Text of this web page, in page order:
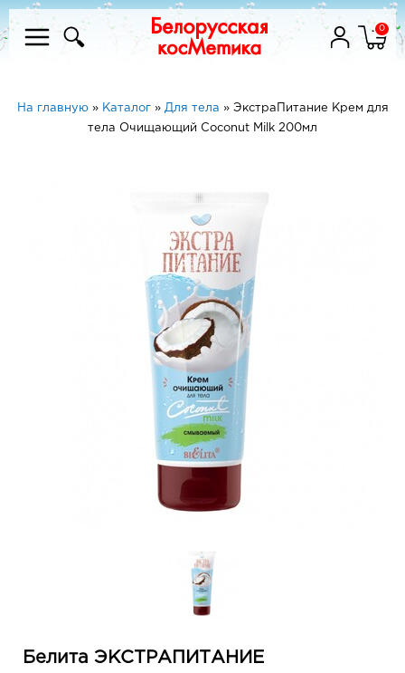
0
На главную» Каталог» Для тела » ЭкстраПитание Крем для
тела Очищающий Coconut Milk 200мл
Белита ЭКСТРАПИТАНИЕ